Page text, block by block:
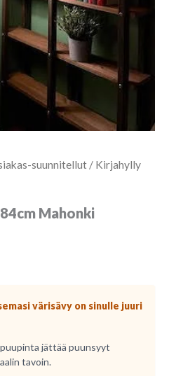
suunnitellut / Kirjahylly
Mahonki
värisävy on sinulle juuri
jättää puunsyyt
tavoin.